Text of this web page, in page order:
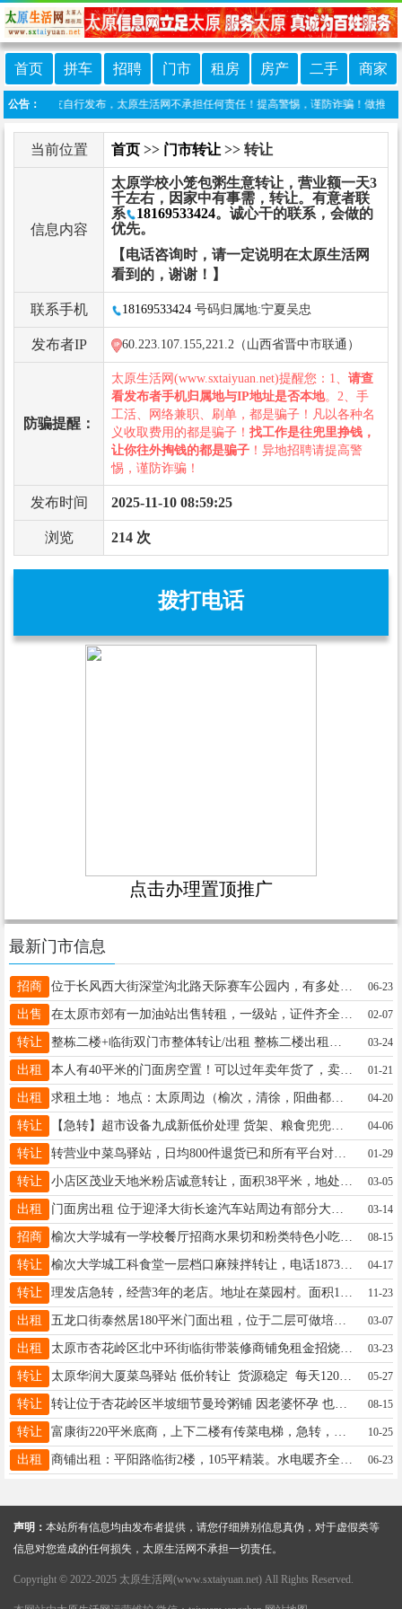
首页 拼车 招聘 门市 租房 房产 二手 商家
公告：
息由网友自行发布，太原生活网不承担任何责任！提高警惕，谨防诈骗！做推广、
当前位置 首页 >> 门市转让 >> 转让
信息内容
太原学校小笼包粥生意转让，营业额一天3
千左右，因家中有事需，转让。有意者联
系
18169533424。诚心干的联系，会做的
优先。
【电话咨询时，请一定说明在太原生活网
看到的，谢谢！】
联系手机 18169533424 号码归属地:宁夏吴忠
发布者IP 60.223.107.155,221.2（山西省晋中市联通）
防骗提醒：
太原生活网(www.sxtaiyuan.net)提醒您：1、 请查
看发布者手机归属地与IP地址是否本地。2、手
工活、网络兼职、刷单，都是骗子！凡以各种名
义收取费用的都是骗子！ 找工作是往兜里挣钱，
让你往外掏钱的都是骗子 ！异地招聘请提高警
惕，谨防诈骗！
发布时间 2025-11-10 08:59:25
浏览 214 次
拨打电话
点击办理置顶推广
最新门市信息
招商 06-23
出售 在太原市郊有一加油站出售转租，一级站，证件齐全，配置设施周全，个人大红本一手站，有个人或公司有这方面需求的可以联系13546325673因为银行贷款急售便 02-07
转让 03-24
出租 本人有40平米的门面房空置！可以过年卖年货了，卖各种东西了！房租超低！有想租用的可以联系我18035187730 01-21
出租 求租土地： 地点：太原周边（榆次，清徐，阳曲都可以） 面积：5亩左右，租金便宜面积可以增加。 要求：可建大棚，水电方便，交通方便 电话：15003512201（微信同号，优先加微信联系） 04-20
转让 【急转】超市设备九成新低价处理 货架、粮食兜兜均使用半年，成色极佳，几乎全新。 价格实惠，适合开超市、小卖部或仓储使用，性价比极高。 有意者请联系：18334843553，看货面议，非诚勿扰。 04-06
转让 转营业中菜鸟驿站，日均800件退货已和所有平台对接，，抖音上门取件？有意者私聊我，非诚勿扰13403516842微信同号 01-29
转让 03-05
出租 门面房出租 位于迎泽大街长途汽车站周边有部分大面积门面房及小面积门面房出租，老市场人流量大，周边住宅区较多，有医院，适合经营（饭店，粮油，百货，蔬菜，鲜花，干货，冷饮，鲜奶，熟食等行业）价格优惠。 联系电话13453157002 03-14
招商 榆次大学城有一学校餐厅招商水果切和粉类特色小吃类优质商户 学生两万人左右，餐厅紧邻七层教室楼和14栋新生宿舍楼，外部上下扶梯 有意向老板可前来考察 咨询电话 15003442356 08-15
转让 榆次大学城工科食堂一层档口麻辣拌转让，电话18732245505 04-17
转让 11-23
出租 五龙口街泰然居180平米门面出租，位于二层可做培训和娱乐场所，水电暖齐全。联系电话13073530935 03-07
出租 太原市杏花岭区北中环街临街带装修商铺免租金招烧烤店入驻，联系电话13754838473 03-23
转让 太原华润大厦菜鸟驿站 低价转让 货源稳定 每天1200票 收入稳定 另外大厦菜鸟商铺出租。 有意者联系19303436665 05-27
转让 转让位于杏花岭区半坡细节曼玲粥铺 因老婆怀孕 也有别的生意无暇顾及，两边跑不过来忍痛转让 精力有限诚意转让本店 店内主营外卖，适合夫妻干，也有堂食，接手即可盈利 有想法可以和我细聊。 非诚勿扰 19834444087 08-15
转让 10-25
出租 商铺出租：平阳路临街2楼，105平精装。水电暖齐全，有独立卫生间。挨着加洋小学，八一小学，附近6.7个小区人多。干啥都行，租金好说，欢迎随时来看房。联系电话：13934249803微信同号 06-23
声明： 本站所有信息均由发布者提供，请您仔细辨别信息真伪，对于虚假类等
信息对您造成的任何损失，太原生活网不承担一切责任。
Copyright © 2022-2025 太原生活网(www.sxtaiyuan.net) All Rights Reserved.